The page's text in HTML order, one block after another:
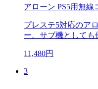
アローン PS5用無線
プレステ5対応のア
ー。サブ機としても
11,480円
3